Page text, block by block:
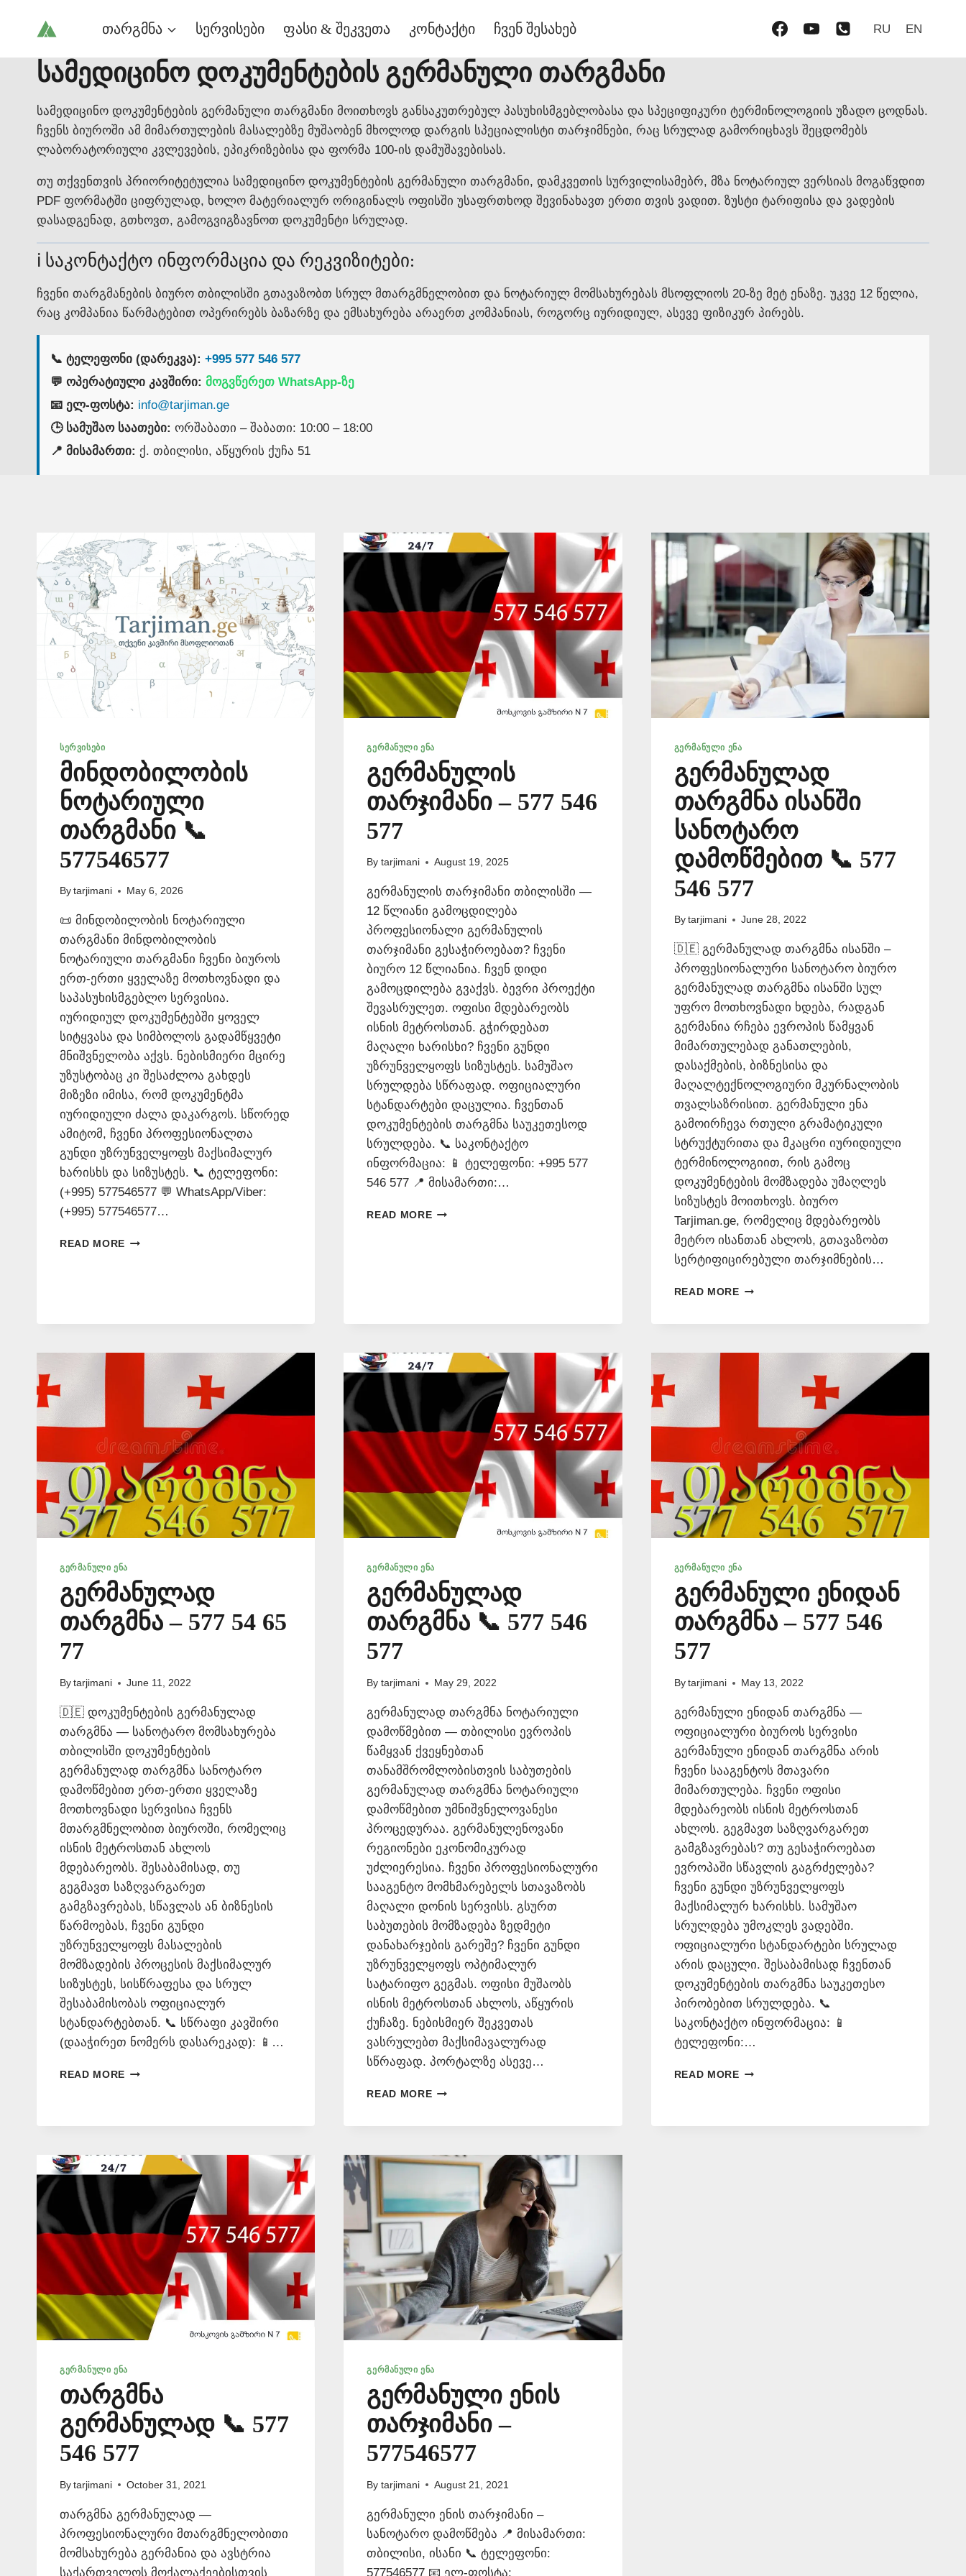
თარგმნა სერვისები ფასი & შეკვეთა კონტაქტი ჩვენ შესახებ RU EN
სამედიცინო დოკუმენტების გერმანული თარგმანი
სამედიცინო დოკუმენტების გერმანული თარგმანი მოითხოვს განსაკუთრებულ პასუხისმგებლობასა და სპეციფიკური ტერმინოლოგიის უზადო ცოდნას.
ჩვენს ბიუროში ამ მიმართულების მასალებზე მუშაობენ მხოლოდ დარგის სპეციალისტი თარჯიმნები, რაც სრულად გამორიცხავს შეცდომებს
ლაბორატორიული კვლევების, ეპიკრიზებისა და ფორმა 100-ის დამუშავებისას.
თუ თქვენთვის პრიორიტეტულია სამედიცინო დოკუმენტების გერმანული თარგმანი, დამკვეთის სურვილისამებრ, მზა ნოტარიულ ვერსიას მოგაწვდით
PDF ფორმატში ციფრულად, ხოლო მატერიალურ ორიგინალს ოფისში უსაფრთხოდ შევინახავთ ერთი თვის ვადით. ზუსტი ტარიფისა და ვადების
დასადგენად, გთხოვთ, გამოგვიგზავნოთ დოკუმენტი სრულად.
ℹ️ საკონტაქტო ინფორმაცია და რეკვიზიტები:
ჩვენი თარგმანების ბიურო თბილისში გთავაზობთ სრულ მთარგმნელობით და ნოტარიულ მომსახურებას მსოფლიოს 20-ზე მეტ ენაზე. უკვე 12 წელია,
რაც კომპანია წარმატებით ოპერირებს ბაზარზე და ემსახურება არაერთ კომპანიას, როგორც იურიდიულ, ასევე ფიზიკურ პირებს.
📞 ტელეფონი (დარეკვა): +995 577 546 577
💬 ოპერატიული კავშირი: მოგვწერეთ WhatsApp-ზე
📧 ელ-ფოსტა: info@tarjiman.ge
🕒 სამუშაო საათები: ორშაბათი – შაბათი: 10:00 – 18:00
📍 მისამართი: ქ. თბილისი, აწყურის ქუჩა 51
ᲡᲔᲠᲕᲘᲡᲔᲑᲘ
მინდობილობის
ნოტარიული
თარგმანი 📞
577546577
By tarjimani May 6, 2026
📜 მინდობილობის ნოტარიული
თარგმანი მინდობილობის
ნოტარიული თარგმანი ჩვენი ბიუროს
ერთ-ერთი ყველაზე მოთხოვნადი და
საპასუხისმგებლო სერვისია.
იურიდიულ დოკუმენტებში ყოველ
სიტყვასა და სიმბოლოს გადამწყვეტი
მნიშვნელობა აქვს. ნებისმიერი მცირე
უზუსტობაც კი შესაძლოა გახდეს
მიზეზი იმისა, რომ დოკუმენტმა
იურიდიული ძალა დაკარგოს. სწორედ
ამიტომ, ჩვენი პროფესიონალთა
გუნდი უზრუნველყოფს მაქსიმალურ
ხარისხს და სიზუსტეს. 📞 ტელეფონი:
(+995) 577546577 💬 WhatsApp/Viber:
(+995) 577546577…
READ MORE ᲛᲘᲜᲓᲝᲑᲘᲚᲝᲑᲘᲡ
ᲒᲔᲠᲛᲐᲜᲣᲚᲘ ᲔᲜᲐ
გერმანულის
თარჯიმანი – 577 546
577
By tarjimani August 19, 2025
გერმანულის თარჯიმანი თბილისში —
12 წლიანი გამოცდილება
პროფესიონალი გერმანულის
თარჯიმანი გესაჭიროებათ? ჩვენი
ბიურო 12 წლიანია. ჩვენ დიდი
გამოცდილება გვაქვს. ბევრი პროექტი
შევასრულეთ. ოფისი მდებარეობს
ისნის მეტროსთან. გჭირდებათ
მაღალი ხარისხი? ჩვენი გუნდი
უზრუნველყოფს სიზუსტეს. სამუშაო
სრულდება სწრაფად. ოფიციალური
სტანდარტები დაცულია. ჩვენთან
დოკუმენტების თარგმნა საუკეთესოდ
სრულდება. 📞 საკონტაქტო
ინფორმაცია: 📱 ტელეფონი: +995 577
546 577 📍 მისამართი:…
READ MOREᲒᲔᲠᲛᲐᲜᲣᲚᲘᲡ
ᲒᲔᲠᲛᲐᲜᲣᲚᲘ ᲔᲜᲐ
გერმანულად
თარგმნა ისანში
სანოტარო
დამოწმებით 📞 577
546 577
By tarjimani June 28, 2022
🇩🇪 გერმანულად თარგმნა ისანში –
პროფესიონალური სანოტარო ბიურო
გერმანულად თარგმნა ისანში სულ
უფრო მოთხოვნადი ხდება, რადგან
გერმანია რჩება ევროპის წამყვან
მიმართულებად განათლების,
დასაქმების, ბიზნესისა და
მაღალტექნოლოგიური მკურნალობის
თვალსაზრისით. გერმანული ენა
გამოირჩევა რთული გრამატიკული
სტრუქტურითა და მკაცრი იურიდიული
ტერმინოლოგიით, რის გამოც
დოკუმენტების მომზადება უმაღლეს
სიზუსტეს მოითხოვს. ბიურო
Tarjiman.ge, რომელიც მდებარეობს
მეტრო ისანთან ახლოს, გთავაზობთ
სერტიფიცირებული თარჯიმნების…
READ MOREᲒᲔᲠᲛᲐᲜᲣᲚᲐᲓ
ᲒᲔᲠᲛᲐᲜᲣᲚᲘ ᲔᲜᲐ
გერმანულად
თარგმნა – 577 54 65
77
By tarjimani June 11, 2022
🇩🇪 დოკუმენტების გერმანულად
თარგმნა — სანოტარო მომსახურება
თბილისში დოკუმენტების
გერმანულად თარგმნა სანოტარო
დამოწმებით ერთ-ერთი ყველაზე
მოთხოვნადი სერვისია ჩვენს
მთარგმნელობით ბიუროში, რომელიც
ისნის მეტროსთან ახლოს
მდებარეობს. შესაბამისად, თუ
გეგმავთ საზღვარგარეთ
გამგზავრებას, სწავლას ან ბიზნესის
წარმოებას, ჩვენი გუნდი
უზრუნველყოფს მასალების
მომზადების პროცესის მაქსიმალურ
სიზუსტეს, სისწრაფესა და სრულ
შესაბამისობას ოფიციალურ
სტანდარტებთან. 📞 სწრაფი კავშირი
(დააჭირეთ ნომერს დასარეკად): 📱…
READ MORE ᲒᲔᲠᲛᲐᲜᲣᲚᲐᲓ
77
ᲒᲔᲠᲛᲐᲜᲣᲚᲘ ᲔᲜᲐ
გერმანულად
თარგმნა 📞 577 546
577
By tarjimani May 29, 2022
გერმანულად თარგმნა ნოტარიული
დამოწმებით — თბილისი ევროპის
წამყვან ქვეყნებთან
თანამშრომლობისთვის საბუთების
გერმანულად თარგმნა ნოტარიული
დამოწმებით უმნიშვნელოვანესი
პროცედურაა. გერმანულენოვანი
რეგიონები ეკონომიკურად
უძლიერესია. ჩვენი პროფესიონალური
სააგენტო მომხმარებელს სთავაზობს
მაღალი დონის სერვისს. გსურთ
საბუთების მომზადება ზედმეტი
დანახარჯების გარეშე? ჩვენი გუნდი
უზრუნველყოფს ოპტიმალურ
სატარიფო გეგმას. ოფისი მუშაობს
ისნის მეტროსთან ახლოს, აწყურის
ქუჩაზე. ნებისმიერ შეკვეთას
ვასრულებთ მაქსიმავალურად
სწრაფად. პორტალზე ასევე…
READ MOREᲒᲔᲠᲛᲐᲜᲣᲚᲐᲓ
577
ᲒᲔᲠᲛᲐᲜᲣᲚᲘ ᲔᲜᲐ
გერმანული ენიდან
თარგმნა – 577 546
577
By tarjimani May 13, 2022
გერმანული ენიდან თარგმნა —
ოფიციალური ბიუროს სერვისი
გერმანული ენიდან თარგმნა არის
ჩვენი სააგენტოს მთავარი
მიმართულება. ჩვენი ოფისი
მდებარეობს ისნის მეტროსთან
ახლოს. გეგმავთ საზღვარგარეთ
გამგზავრებას? თუ გესაჭიროებათ
ევროპაში სწავლის გაგრძელება?
ჩვენი გუნდი უზრუნველყოფს
მაქსიმალურ ხარისხს. სამუშაო
სრულდება უმოკლეს ვადებში.
ოფიციალური სტანდარტები სრულად
არის დაცული. შესაბამისად ჩვენთან
დოკუმენტების თარგმნა საუკეთესო
პირობებით სრულდება. 📞
საკონტაქტო ინფორმაცია: 📱
ტელეფონი:…
READ MOREᲒᲔᲠᲛᲐᲜᲣᲚᲘ
ᲒᲔᲠᲛᲐᲜᲣᲚᲘ ᲔᲜᲐ
თარგმნა
გერმანულად 📞 577
546 577
By tarjimani October 31, 2021
თარგმნა გერმანულად —
პროფესიონალური მთარგმნელობითი
მომსახურება გერმანია და ავსტრია
საქართველოს მოქალაქეებისთვის
ᲒᲔᲠᲛᲐᲜᲣᲚᲘ ᲔᲜᲐ
გერმანული ენის
თარჯიმანი –
577546577
By tarjimani August 21, 2021
გერმანული ენის თარჯიმანი –
სანოტარო დამოწმება 📍 მისამართი:
თბილისი, ისანი 📞 ტელეფონი:
577546577 📧 ელ-ფოსტა: